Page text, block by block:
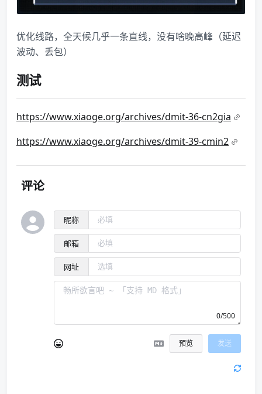
优化线路，全天候几乎一条直线，没有啥晚高峰（延迟
波动、丢包）
测试
https://www.xiaoge.org/archives/dmit-36-cn2gia
https://www.xiaoge.org/archives/dmit-39-cmin2
评论
昵称
邮箱
网址
0/500
预览 发送